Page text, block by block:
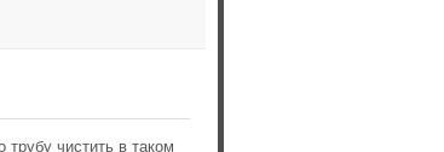
чистить в таком